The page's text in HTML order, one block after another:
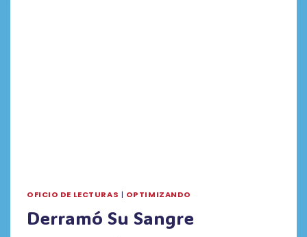
OFICIO DE LECTURAS | OPTIMIZANDO
Derramó Su Sangre